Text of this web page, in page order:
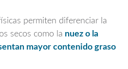
permiten diferenciar la
secos como la nuez o la
mayor contenido graso